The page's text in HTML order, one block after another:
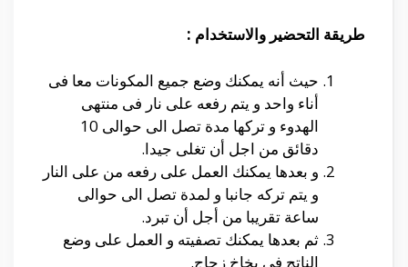
طريقة التحضير والاستخدام :
حيث أنه يمكنك وضع جميع المكونات معا فى
أناء واحد و يتم رفعه على نار فى منتهى
الهدوء و تركها مدة تصل الى حوالى 10
دقائق من اجل أن تغلى جيدا.
و بعدها يمكنك العمل على رفعه من على النار
و يتم تركه جانبا و لمدة تصل الى حوالى
ساعة تقريبا من أجل أن تبرد.
ثم بعدها يمكنك تصفيته و العمل على وضع
الناتج فى بخاخ زجاج.